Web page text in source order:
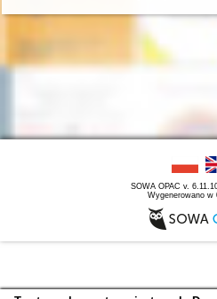
SOWA OPAC v.
Wygenerowano w